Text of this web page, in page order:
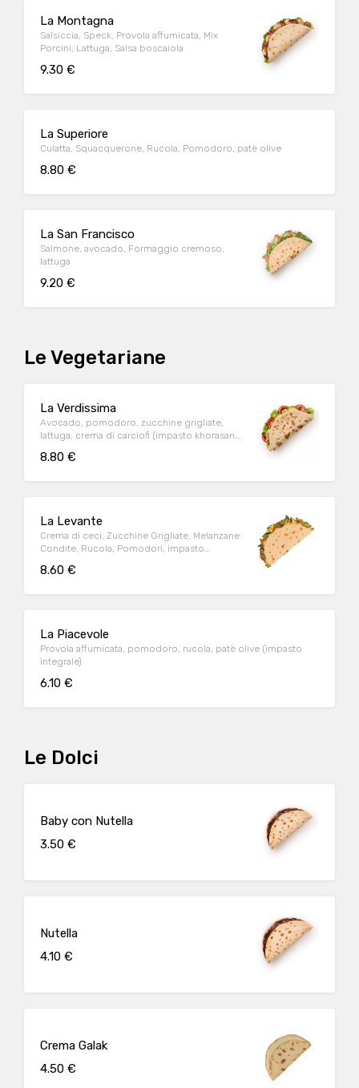
La Montagna
Salsiccia, Speck, Provola affumicata, Mix
Porcini, Lattuga, Salsa boscaiola
9.30 €
La Superiore
Culatta, Squacquerone, Rucola, Pomodoro, patè olive
8.80 €
La San Francisco
Salmone, avocado, Formaggio cremoso,
lattuga
9.20 €
Le Vegetariane
La Verdissima
Avocado, pomodoro, zucchine grigliate,
lattuga, crema di carciofi (impasto khorasan
8.80 €
La Levante
Crema di ceci, Zucchine Grigliate, Melanzane
Condite, Rucola, Pomodori, impasto
8.60 €
La Piacevole
Provola affumicata, pomodoro, rucola, patè olive (impasto
integrale)
6.10 €
Le Dolci
Baby con Nutella
3.50 €
Nutella
4.10 €
Crema Galak
4.50 €